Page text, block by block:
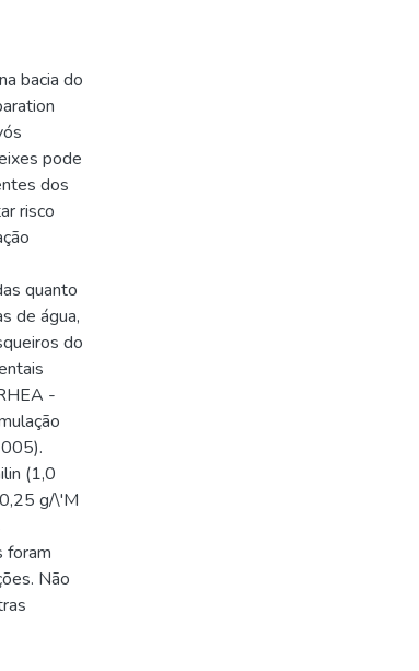
bacia do
pode
dos
risco
quanto
de água,
do
-
(1,0
g/\'M
foram
Não